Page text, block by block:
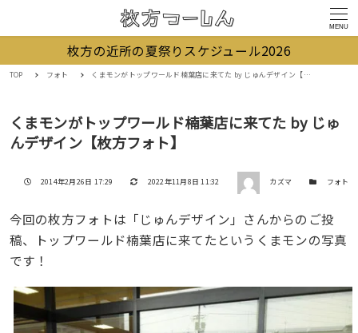
MENU
枚方の近所の夏祭りスケジュール2026
TOP フォト くまモンがトップワールド楠葉店に来てた by じゅんデザイン【枚方フォト】
くまモンがトップワールド楠葉店に来てた by じゅ
んデザイン【枚方フォト】
投稿日
2014年2月26日 17:29 更新日
2022年11月8日 11:32 著者 カズマ カテゴリー
フォト
今回の枚方フォトは「じゅんデザイン」さんからのご投
稿、トップワールド楠葉店に来てたというくまモンの写真
です！